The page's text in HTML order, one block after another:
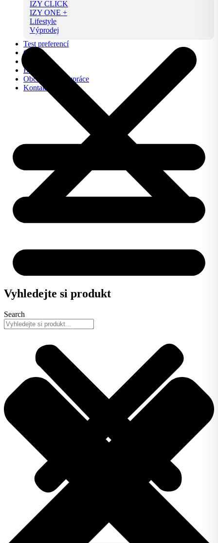
IZY CLICK
IZY ONE +
Lifestyle
Výprodej
Test preferencí
O nás
Blog
Obchodní spolupráce
Kontakt
Vyhledejte si produkt
Search